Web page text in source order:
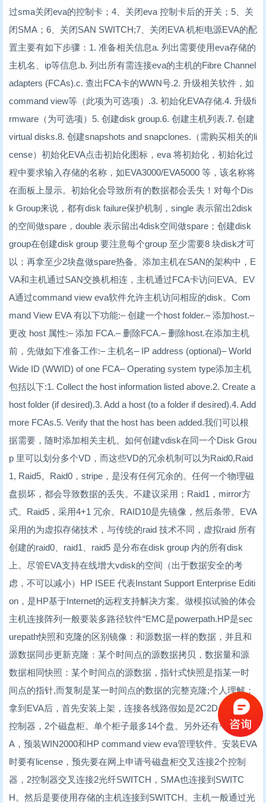
过sma关闭eva的控制卡；4、关闭eva 控制卡后的开关；5、关
闭SMA；6、关闭SAN SWITCH;7、关闭EVA 机柜电源EVA的配
置主要有如下步骤：1. 准备相关信息a. 列出需要使用eva存储的
主机名、ip等信息.b. 列出所有需连接eva的主机的Fibre Channel
adapters (FCAs).c. 查出FCA卡的WWN号.2. 升级相关软件，如
command view等（此项为可选项）.3. 初始化EVA存储.4. 升级fi
rmware（为可选项）5. 创建disk group.6. 创建主机列表.7. 创建
virtual disks.8. 创建snapshots and snapclones.（需购买相关的li
cense）初始化EVA点击初始化图标，eva 将初始化，初始化过
程中要求输入存储的名称，如EVA3000/EVA5000 等，该名称将
在面板上显示。初始化会导致所有的数据都会丢失！对每个Dis
k Group来说，都有disk failure保护机制，single 表示留出2disk
的空间做spare，double 表示留出4disk空间做spare；创建disk
group在创建disk group 要注意每个group 至少需要8 块disk才可
以；再拿至少2块盘做spare热备。添加主机在SAN的架构中，E
VA和主机通过SAN交换机相连，主机通过FCA卡访问EVA。EV
A通过command view eva软件允许主机访问相应的disk。Com
mand View EVA 有以下功能:– 创建一个host folder.– 添加host.–
更改 host 属性:– 添加 FCA.– 删除FCA.– 删除host.在添加主机
前，先做如下准备工作:– 主机名– IP address (optional)– World
Wide ID (WWID) of one FCA– Operating system type添加主机
包括以下:1. Collect the host information listed above.2. Create a
host folder (if desired).3. Add a host (to a folder if desired).4. Add
more FCAs.5. Verify that the host has been added.我们可以根
据需要，随时添加相关主机。如何创建vdisk在同一个Disk Grou
p 里可以划分多个VD，而这些VD的冗余机制可以为Raid0,Raid
1, Raid5。Raid0，stripe，是没有任何冗余的。任何一个物理磁
盘损坏，都会导致数据的丢失。不建议采用；Raid1，mirror方
式。Raid5，采用4+1 冗余。RAID10是先镜像，然后条带。EVA
采用的为虚拟存储技术，与传统的raid 技术不同，虚拟raid 所有
创建的raid0、raid1、raid5 是分布在disk group 内的所有disk
上。尽管EVA支持在线增大vdisk的空间（出于数据安全的考
虑，不可以减小）HP ISEE 代表Instant Support Enterprise Editi
on，是HP基于Internet的远程支持解决方案。做模拟试验的体会
主机连接阵列一般要装多路径软件“EMC是powerpath.HP是sec
urepath快照和克隆的区别镜像：和源数据一样的数据，并且和
源数据同步更新克隆：某个时间点的源数据拷贝，数据量和源
数据相同快照：某个时间点的源数据，指针式快照是指某一时
间点的指针,而复制是某一时间点的数据的完整克隆;个人理解：
拿到EVA后，首先安装上架，连接各线路假如是2C2D，即2个
控制器，2个磁盘柜。单个柜子最多14个盘。另外还有一个SM
A，预装WIN2000和HP command view eva管理软件。安装EVA
时要有license，预先要在网上申请号磁盘柜交叉连接2个控制
器，2控制器交叉连接2光纤SWITCH，SMA也连接到SWITC
H。然后是要使用存储的主机连接到SWITCH。主机一般通过光